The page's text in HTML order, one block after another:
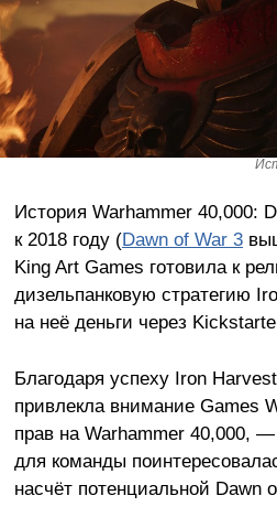
История Warhammer 40,000:
к 2018 году (Dawn of War 3
King Art Games готовила к
дизельпанковую стратегию
на неё деньги через
Благодаря успеху Iron
привлекла внимание Games
прав на Warhammer 40,000,
для команды
насчёт потенциальной Dawn